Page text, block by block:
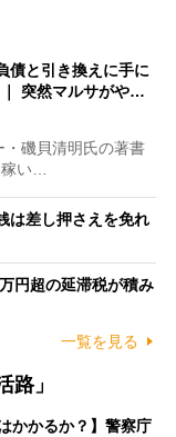
債と引き換えに手に
突然マルサがや…
磯貝清明氏の著書
い…
は差し押さえを免れ
円超の延滞税が積み
一覧を見る
路」
かかるか？】警察庁